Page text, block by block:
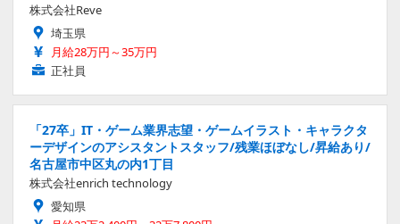
株式会社Reve
埼玉県
月給28万円～35万円
正社員
「27卒」IT・ゲーム業界志望・ゲームイラスト・キャラクタ
ーデザインのアシスタントスタッフ/残業ほぼなし/昇給あり/
名古屋市中区丸の内1丁目
株式会社enrich technology
愛知県